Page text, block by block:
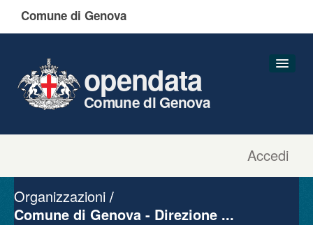
Comune di Genova
Accedi
opendata
Comune di Genova
Gruppi
Organizzazioni
Comune di Genova - Direzione ...